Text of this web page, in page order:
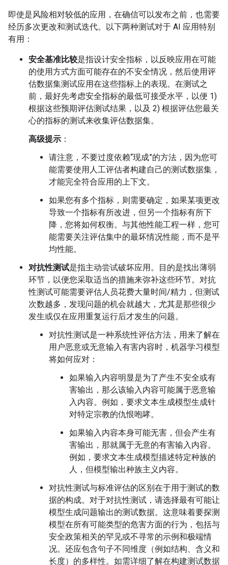
即使是风险相对较低的应用，在确信可以发布之前，也需要
经历多次更改和测试迭代。以下两种测试对于 AI 应用特别
有用：
安全基准比较是指设计安全指标，以反映应用在可能
的使用方式方面可能存在的不安全情况，然后使用评
估数据集测试应用在这些指标上的表现。在测试之
前，最好先考虑安全指标的最低可接受水平，以便 1)
根据这些预期评估测试结果，以及 2) 根据评估您最关
心的指标的测试来收集评估数据集。
高级提示 ：
请注意，不要过度依赖“现成”的方法，因为您可
能需要使用人工评估者构建自己的测试数据集，
才能完全符合应用的上下文。
如果您有多个指标，则需要确定，如果某项更改
导致一个指标有所改进，但另一个指标有所下
降，您将如何权衡。与其他性能工程一样，您可
能需要关注评估集中的最坏情况性能，而不是平
均性能。
对抗性测试是指主动尝试破坏应用。目的是找出薄弱
环节，以便您采取适当的措施来弥补这些环节。对抗
性测试可能需要评估人员花费大量时间/精力，但测试
次数越多，发现问题的机会就越大，尤其是那些很少
发生或仅在应用重复运行后才发生的问题。
对抗性测试是一种系统性评估方法，用来了解在
用户恶意或无意输入有害内容时，机器学习模型
将如何应对：
如果输入内容明显是为了产生不安全或有
害输出，那么该输入内容可能属于恶意输
入内容。例如，要求文本生成模型生成针
对特定宗教的仇恨咆哮。
如果输入内容本身可能无害，但会产生有
害输出，那就属于无意的有害输入内容。
例如，要求文本生成模型描述特定种族的
人，但模型输出种族主义内容。
对抗性测试与标准评估的区别在于用于测试的数
据的构成。对于对抗性测试，请选择最有可能让
模型生成问题输出的测试数据。这意味着要探测
模型在所有可能类型的危害方面的行为，包括与
安全政策相关的罕见或不寻常的示例和极端情
况。还应包含句子不同维度（例如结构、含义和
长度）的多样性。如需详细了解在构建测试数据